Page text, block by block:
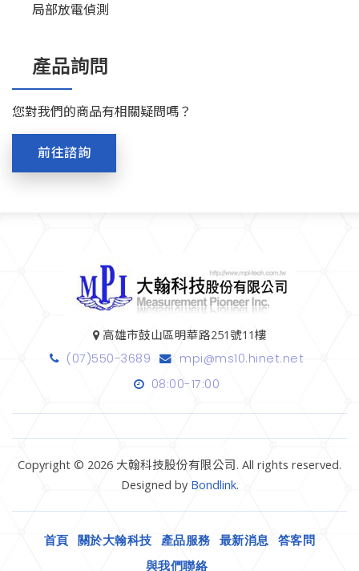
局部放電偵測
產品詢問
您對我們的商品有相關疑問嗎？
前往諮詢
高雄市鼓山區明華路251號11樓
(07)550-3689
mpi@ms10.hinet.net
08:00-17:00
Copyright © 2026 大翰科技股份有限公司. All rights reserved.
Designed by Bondlink.
首頁 關於大翰科技 產品服務 最新消息 答客問
與我們聯絡